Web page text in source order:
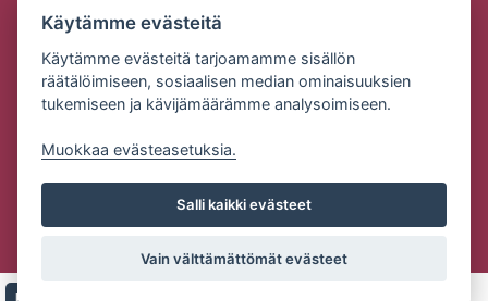
32210 LOIMAA
Puh: (02) 76 83101 | Email:
ville.alanen@miljoorakennus.fi
Copyright Suomen Miljöörakennus Oy | Palvelun toteutus:
Käytämme evästeitä
Käytämme evästeitä tarjoamamme sisällön
räätälöimiseen, sosiaalisen median ominaisuuksien
tukemiseen ja kävijämäärämme analysoimiseen.
Muokkaa evästeasetuksia.
Salli kaikki evästeet
Vain välttämättömät evästeet